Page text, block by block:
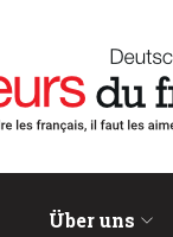
Über uns